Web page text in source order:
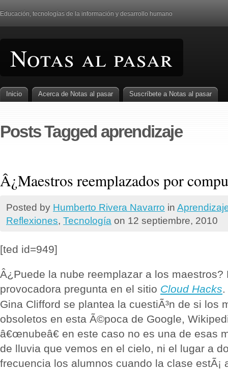
Educación, tecnologí­as de la información y desarrollo humano
Notas al pasar
Inicio Acerca de Notas al pasar Suscrí­bete a Notas al pasar
Posts Tagged aprendizaje
Â¿Maestros reemplazados por
Posted by Humberto Rivera Navarro in
Reflexiones, Tecnologí­a on 12 septiembre, 2010
[ted id=949]
Â¿Puede la nube reemplazar a los
provocadora pregunta en el sitio Cloud Hacks
Gina Clifford se plantea la cuestiÃ³n de si los
obsoletos en esta Ã©poca de Google,
â€œnubeâ€ en este caso no es una de esas
de lluvia que vemos en el cielo, ni el lugar a
frecuencia los alumnos cuando la clase estÃ¡